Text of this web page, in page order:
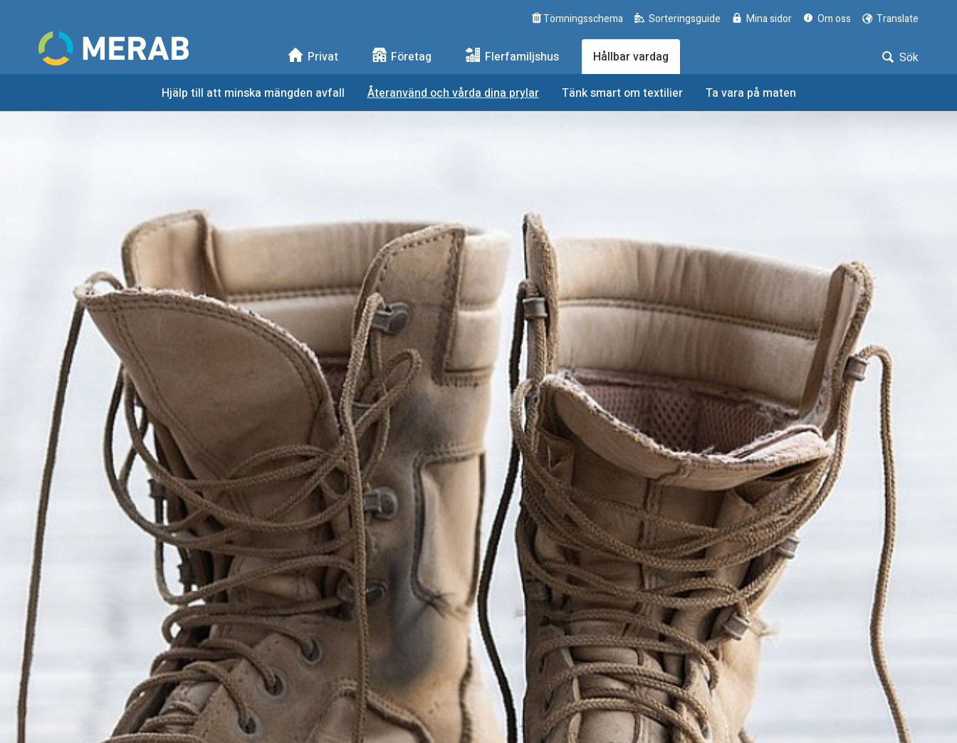
Tömningsschema Sorteringsguide Mina sidor Om oss Translate
Mellanskånes Renhållnings AB
Privat Företag Flerfamiljshus Hållbar vardag
Hjälp till att minska mängden avfall Återanvänd och vårda dina prylar Tänk smart om textilier Ta vara på maten
Sök